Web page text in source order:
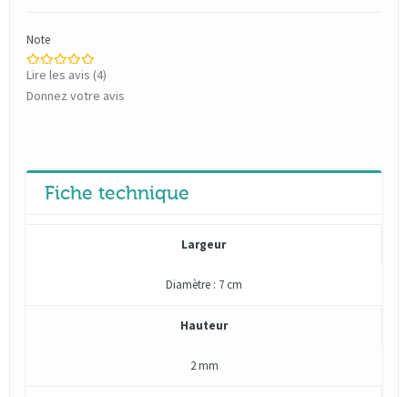
Note
Lire les avis (4)
Donnez votre avis
Fiche technique
Largeur
Diamètre : 7 cm
Hauteur
2 mm